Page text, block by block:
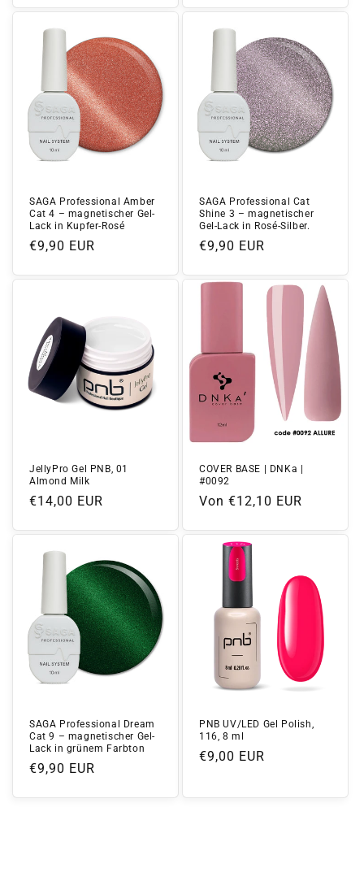
SAGA Professional Amber
Cat 4 – magnetischer Gel-
Lack in Kupfer-Rosé
Normaler
€9,90 EUR
SAGA Professional Cat
Shine 3 – magnetischer
Gel-Lack in Rosé-Silber.
Normaler
€9,90 EUR
JellyPro Gel PNB, 01
Almond Milk
Normaler
€14,00 EUR
COVER BASE | DNKa |
#0092
Normaler
Von €12,10 EUR
SAGA Professional Dream
Cat 9 – magnetischer Gel-
Lack in grünem Farbton
Normaler
€9,90 EUR
PNB UV/LED Gel Polish,
116, 8 ml
Normaler
€9,00 EUR